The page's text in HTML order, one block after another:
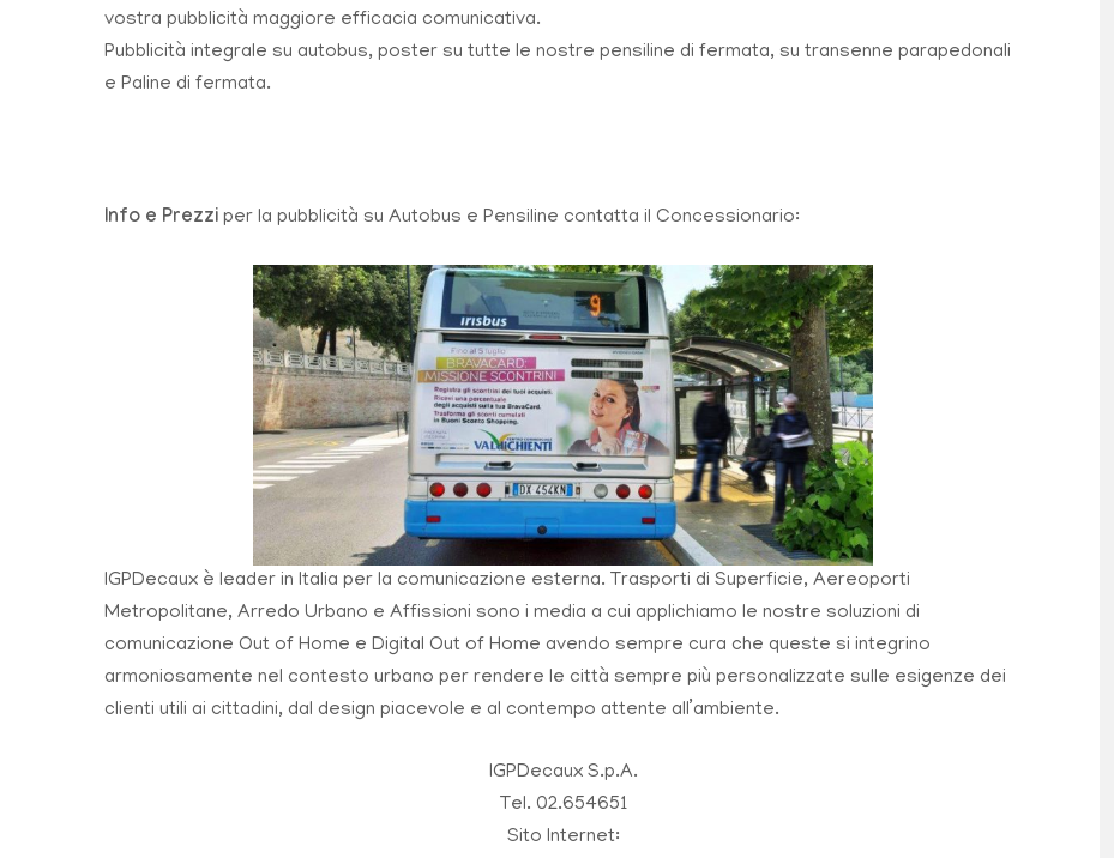
vostra pubblicità maggiore efficacia comunicativa.
Pubblicità integrale su autobus, poster su tutte le nostre pensiline di fermata, su transenne parapedonali
e Paline di fermata.
Info e Prezzi per la pubblicità su Autobus e Pensiline contatta il Concessionario:
IGPDecaux è leader in Italia per la comunicazione esterna. Trasporti di Superficie, Aereoporti
Metropolitane, Arredo Urbano e Affissioni sono i media a cui applichiamo le nostre soluzioni di
comunicazione Out of Home e Digital Out of Home avendo sempre cura che queste si integrino
armoniosamente nel contesto urbano per rendere le città sempre più personalizzate sulle esigenze dei
clienti utili ai cittadini, dal design piacevole e al contempo attente all’ambiente.
IGPDecaux S.p.A.
Tel. 02.654651
Sito Internet: